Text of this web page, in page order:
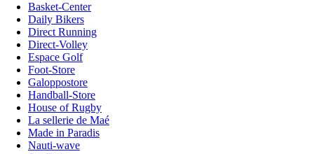
Basket-Center
Daily Bikers
Direct Running
Direct-Volley
Espace Golf
Foot-Store
Galoppostore
Handball-Store
House of Rugby
La sellerie de Maé
Made in Paradis
Nauti-wave